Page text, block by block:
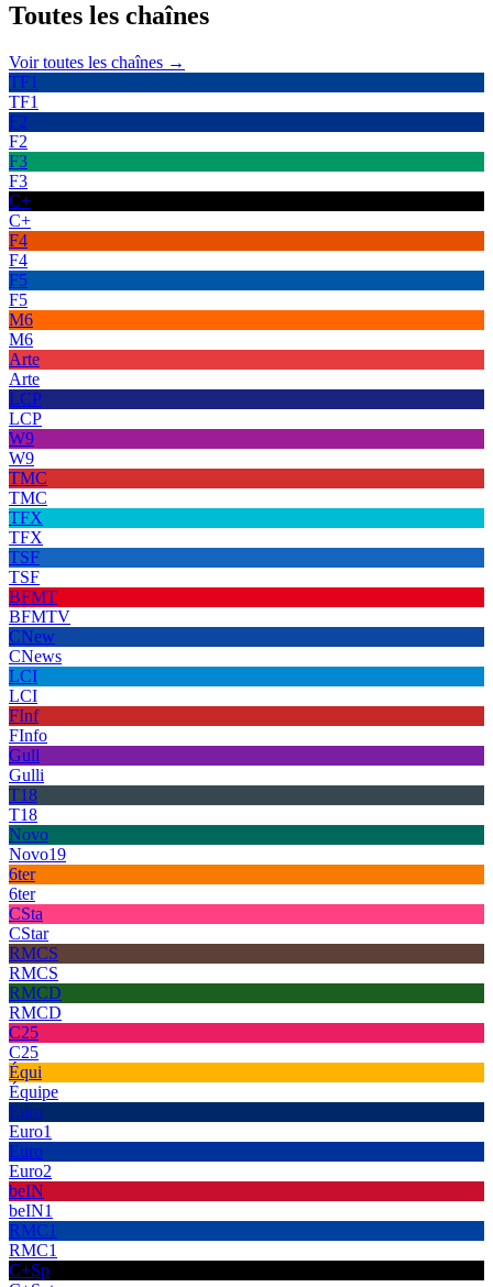
Toutes les chaînes
Voir toutes les chaînes →
TF1
TF1
F2
F2
F3
F3
C+
C+
F4
F4
F5
F5
M6
M6
Arte
Arte
LCP
LCP
W9
W9
TMC
TMC
TFX
TFX
TSF
TSF
BFMT
BFMTV
CNew
CNews
LCI
LCI
FInf
FInfo
Gull
Gulli
T18
T18
Novo
Novo19
6ter
6ter
CSta
CStar
RMCS
RMCS
RMCD
RMCD
C25
C25
Équi
Équipe
Euro
Euro1
Euro
Euro2
beIN
beIN1
RMC1
RMC1
C+Sp